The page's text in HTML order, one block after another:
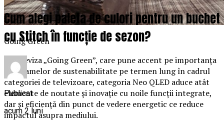
Going Green
Sub deviza „Going Green”, care pune accent pe importanța
programelor de sustenabilitate pe termen lung în cadrul
categoriei de televizoare, categoria Neo QLED aduce atât
elemente de noutate și inovație cu noile funcții integrate,
dar și eficiență din punct de vedere energetic ce reduce
impactul asupra mediului.
Cum alegi paleta de culori pentru un buchet
cu Stitch în funcție de sezon?
Publicat
acum 2 luni